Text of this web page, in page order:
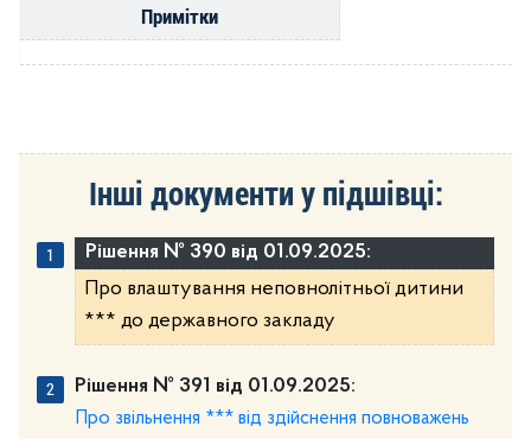
Примітки
Інші документи у підшівці:
Рішення № 390 від 01.09.2025:
Про влаштування неповнолітньої дитини
*** до державного закладу
Рішення № 391 від 01.09.2025:
Про звільнення *** від здійснення повноважень